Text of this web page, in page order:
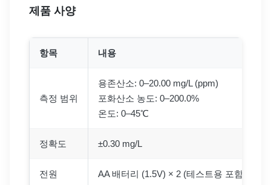
제품 사양
항목 내용
측정 범위
용존산소: 0–20.00 mg/L (ppm)
포화산소 농도: 0–200.0%
온도: 0–45℃
정확도 ±0.30 mg/L
전원 AA 배터리 (1.5V) × 2 (테스트용 포함)